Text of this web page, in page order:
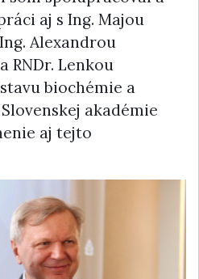
aj s Ing. Majou
Alexandrou
RNDr. Lenkou
biochémie a
akadémie
aj tejto